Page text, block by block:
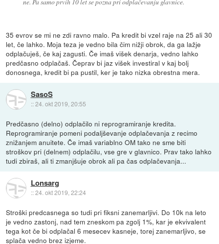
35 evrov se mi ne zdi ravno malo. Pa kredit bi vzel raje na 25 ali 30
let, če lahko. Moja teza je vedno bila čim nižji obrok, da ga lažje
odplačuješ, če kaj zagusti. Če imaš višek denarja, vedno lahko
predčasno odplačaš. Čeprav bi jaz višek investiral v kaj bolj
donosnega, kredit bi pa pustil, ker je tako nizka obrestna mera.
SasoS
::24. okt 2019, 20:55
Predčasno (delno) odplačilo ni reprogramiranje kredita.
Reprogramiranje pomeni podaljševanje odplačevanja z recimo
znižanjem anuitete. Če imaš variablno OM tako ne sme biti
stroškov pri (delnem) odplačilu, vse gre v glavnico. Prav tako lahko
tudi zbiraš, ali ti zmanjšuje obrok ali pa čas odplačevanja...
Lonsarg
::24. okt 2019, 22:24
Stroški predcasnega so tudi pri fiksni zanemarljivi. Do 10k na leto
je vedno zastonj, nad tem zneskom pa zgolj 1%, kar je ekvivalent
tega kot če bi odplačal 6 mesecev kasneje, torej zanemarljivo, se
splača vedno brez izjeme.